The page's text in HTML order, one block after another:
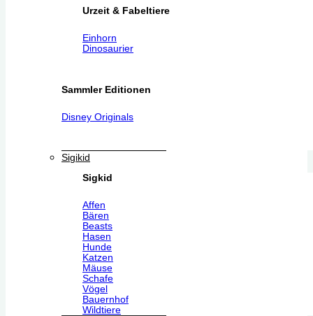
Urzeit & Fabeltiere
Einhorn
Dinosaurier
Sammler Editionen
Disney Originals
Sigikid
Sigkid
Affen
Bären
Beasts
Hasen
Hunde
Katzen
Mäuse
Schafe
Vögel
Bauernhof
Wildtiere